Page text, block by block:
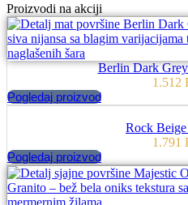
Proizvodi na akciji
Berlin Dark
1.512
Pogledaj proizvod
Rock
1.791
Pogledaj proizvod